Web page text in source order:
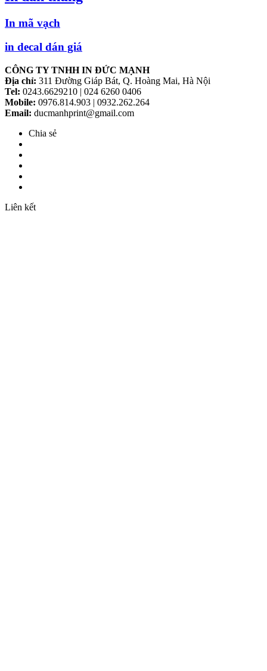
In mã vạch
in decal dán giá
CÔNG TY TNHH IN ĐỨC MẠNH
Địa chỉ: 311 Đường Giáp Bát, Q. Hoàng Mai, Hà Nội
Tel: 0243.6629210 | 024 6260 0406
Mobile: 0976.814.903 | 0932.262.264
Email: ducmanhprint@gmail.com
Chia sẻ
Liên kết